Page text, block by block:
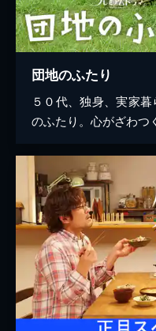
団地のふたり
５０代、独身、実家
のふたり。心がざわつ